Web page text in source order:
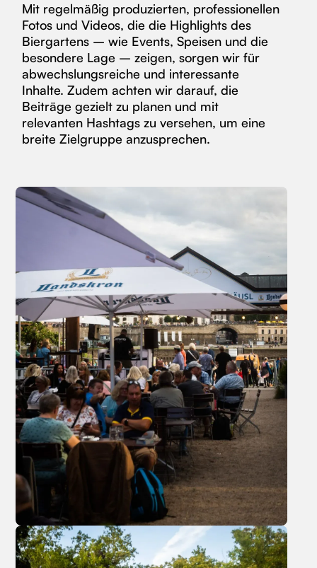
Mit regelmäßig produzierten, professionellen
Fotos und Videos, die die Highlights des
Biergartens – wie Events, Speisen und die
besondere Lage – zeigen, sorgen wir für
abwechslungsreiche und interessante
Inhalte. Zudem achten wir darauf, die
Beiträge gezielt zu planen und mit
relevanten Hashtags zu versehen, um eine
breite Zielgruppe anzusprechen.